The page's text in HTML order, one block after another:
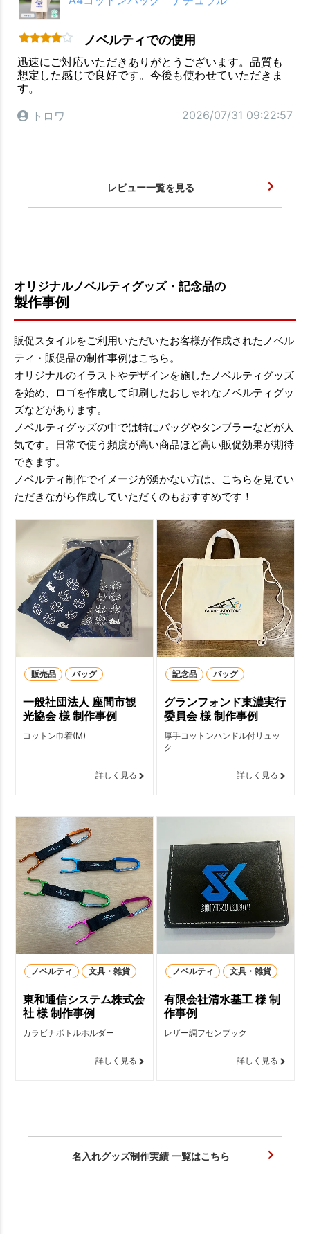
ノベルティでの使用
迅速にご対応いただきありがとうございます。品質も
想定した感じで良好です。今後も使わせていただきま
す。
トロワ
2026/07/31 09:22:57
レビュー一覧を見る
オリジナルノベルティグッズ・記念品の
製作事例
販促スタイルをご利用いただいたお客様が作成されたノベル
ティ・販促品の制作事例はこちら。
オリジナルのイラストやデザインを施したノベルティグッズ
を始め、ロゴを作成して印刷したおしゃれなノベルティグッ
ズなどがあります。
ノベルティグッズの中では特にバッグやタンブラーなどが人
気です。日常で使う頻度が高い商品ほど高い販促効果が期待
できます。
ノベルティ制作でイメージが湧かない方は、こちらを見てい
ただきながら作成していただくのもおすすめです！
販売品 バッグ
一般社団法人 座間市観
光協会 様 制作事例
コットン巾着(M)
詳しく見る
記念品 バッグ
グランフォンド東濃実行
委員会 様 制作事例
厚手コットンハンドル付リュッ
ク
詳しく見る
ノベルティ 文具・雑貨
東和通信システム株式会
社 様 制作事例
カラビナボトルホルダー
詳しく見る
ノベルティ 文具・雑貨
有限会社清水基工 様 制
作事例
レザー調フセンブック
詳しく見る
名入れグッズ制作実績 一覧はこちら